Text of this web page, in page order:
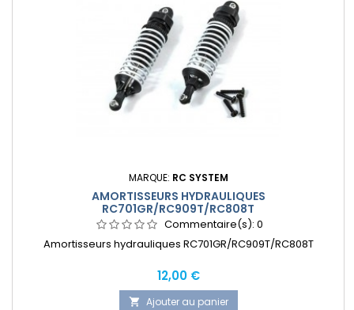
MARQUE: RC SYSTEM
AMORTISSEURS HYDRAULIQUES
RC701GR/RC909T/RC808T
Commentaire(s): 0
Amortisseurs hydrauliques RC701GR/RC909T/RC808T
Prix
12,00 €
 Ajouter au panier